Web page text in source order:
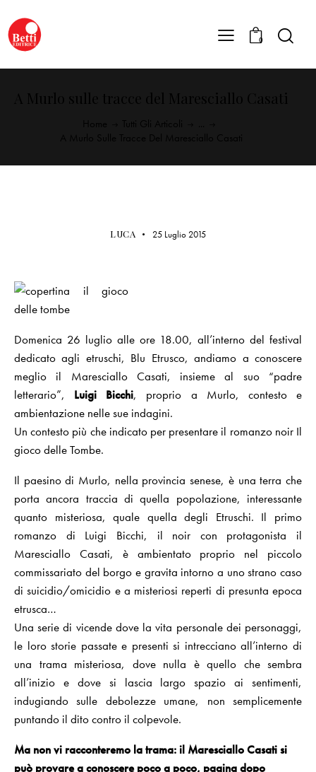
0
LUCA 25 Luglio 2015
Domenica 26 luglio alle ore 18.00, all’interno del festival
dedicato agli etruschi, Blu Etrusco, andiamo a conoscere
meglio il Maresciallo Casati, insieme al suo “padre
letterario”, Luigi Bicchi, proprio a Murlo, contesto e
ambientazione nelle sue indagini.
Un contesto più che indicato per presentare il romanzo noir Il
gioco delle Tombe.
Il paesino di Murlo, nella provincia senese, è una terra che
porta ancora traccia di quella popolazione, interessante
quanto misteriosa, quale quella degli Etruschi. Il primo
romanzo di Luigi Bicchi, il noir con protagonista il
Maresciallo Casati, è ambientato proprio nel piccolo
commissariato del borgo e gravita intorno a uno strano caso
di suicidio/omicidio e a misteriosi reperti di presunta epoca
etrusca…
Una serie di vicende dove la vita personale dei personaggi,
le loro storie passate e presenti si intrecciano all’interno di
una trama misteriosa, dove nulla è quello che sembra
all’inizio e dove si lascia largo spazio ai sentimenti,
indugiando sulle debolezze umane, non semplicemente
puntando il dito contro il colpevole.
Ma non vi racconteremo la trama: il Maresciallo Casati si
può provare a conoscere poco a poco, pagina dopo